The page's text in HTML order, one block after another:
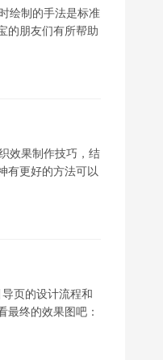
绘制的手法是标准
的朋友们有所帮助
效果制作技巧，结
有更好的方法可以
页的设计流程和
最终的效果图吧：